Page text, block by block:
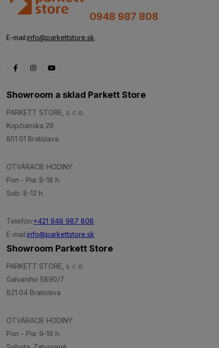
0948 987 808
E-mail:info@parkettstore.sk
Showroom a sklad Parkett Store
PARKETT STORE, s. r. o.
Kopčianska 29
851 01 Bratislava
OTVÁRACIE HODINY:
Pon - Pia: 8-18 h.
Sob: 8-12 h.
Telefón:+421 948 987 808
E-mail:info@parkettstore.sk
Showroom Parkett Store
PARKETT STORE, s. r. o.
Galvaniho 5890/7
821 04 Bratislava
OTVÁRACIE HODINY:
Pon - Pia: 9-19 h.